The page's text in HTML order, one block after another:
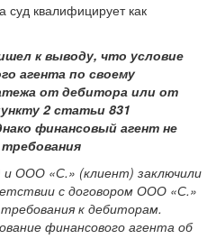
суд квалифицирует как
к выводу, что условие
агента по своему
от дебитора или от
2 статьи 831
финансовый агент не
ООО «С.» (клиент) заключили
с договором ООО «С.»
к дебиторам.
финансового агента об